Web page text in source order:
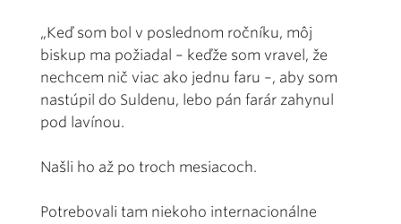
„Keď som bol v poslednom ročníku, môj
biskup ma požiadal – keďže som vravel, že
nechcem nič viac ako jednu faru –, aby som
nastúpil do Suldenu, lebo pán farár zahynul
pod lavínou.
Našli ho až po troch mesiacoch.
Potrebovali tam niekoho internacionálne